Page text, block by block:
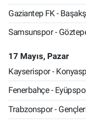
Gaziantep FK -
Samsunspor -
17 Mayıs, Pazar
Kayserispor -
Fenerbahçe -
Trabzonspor -